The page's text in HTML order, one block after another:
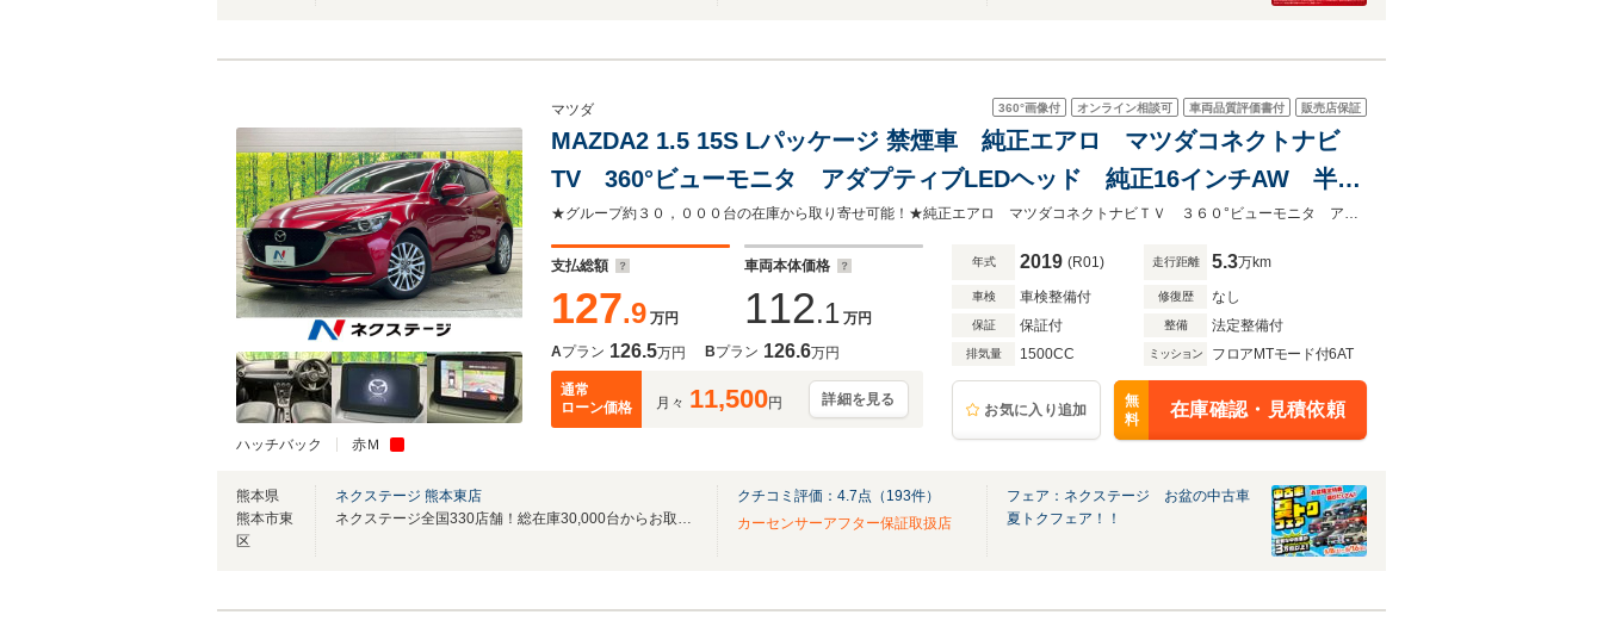
ハッチバック 赤Ｍ
360°画像付 オンライン相談可 車両品質評価書付 販売店保証
マツダ
MAZDA2 1.5 15S Lパッケージ 禁煙車 純正エアロ マツダコネクトナビ
TV 360°ビューモニタ アダプティブLEDヘッド 純正16インチAW 半革
シート パワーシート ポジションメモリ シートヒーター
AppleCarPlay
★グループ約３０，０００台の在庫から取り寄せ可能！★純正エアロ マツダコネクトナビＴＶ ３６０°ビューモニタ アダプティブＬＥＤヘッド 純正１６ＡＷ
支払総額
127.9 万円
車両本体価格
112.1 万円
Aプラン 126.5万円 Bプラン 126.6万円
通常
ローン価格
月々 11,500円 詳細を見る
年式 2019 (R01) 走行距離 5.3万km
車検 車検整備付 修復歴 なし
保証 保証付 整備 法定整備付
排気量 1500CC ミッション フロアMTモード付6AT
お気に入り追加
無
料
在庫確認・見積依頼
熊本県
熊本市東
区
ネクステージ 熊本東店
ネクステージ全国330店舗！総在庫30,000台からお取寄せ可能！ネクステージ熊本東店
クチコミ評価： 4.7点（ 193件）
カーセンサーアフター保証取扱店
フェア：ネクステージ お盆の中古車
夏トクフェア！！